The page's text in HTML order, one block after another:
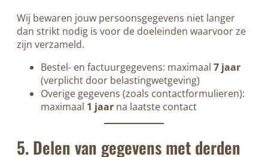
Wij bewaren jouw persoonsgegevens niet langer
dan strikt nodig is voor de doeleinden waarvoor ze
zijn verzameld.
Bestel- en factuurgegevens: maximaal 7 jaar
(verplicht door belastingwetgeving)
Overige gegevens (zoals contactformulieren):
maximaal 1 jaar na laatste contact
5. Delen van gegevens met derden